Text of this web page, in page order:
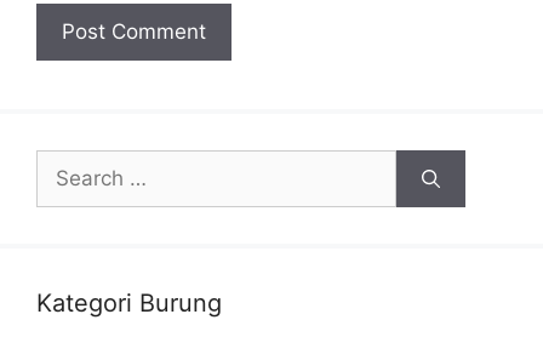
Search
for:
Kategori Burung